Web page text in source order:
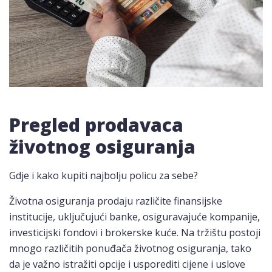
Pregled prodavaca
životnog osiguranja
Gdje i kako kupiti najbolju policu za sebe?
Životna osiguranja prodaju različite finansijske
institucije, uključujući banke, osiguravajuće kompanije,
investicijski fondovi i brokerske kuće. Na tržištu postoji
mnogo različitih ponuđača životnog osiguranja, tako
da je važno istražiti opcije i usporediti cijene i uslove